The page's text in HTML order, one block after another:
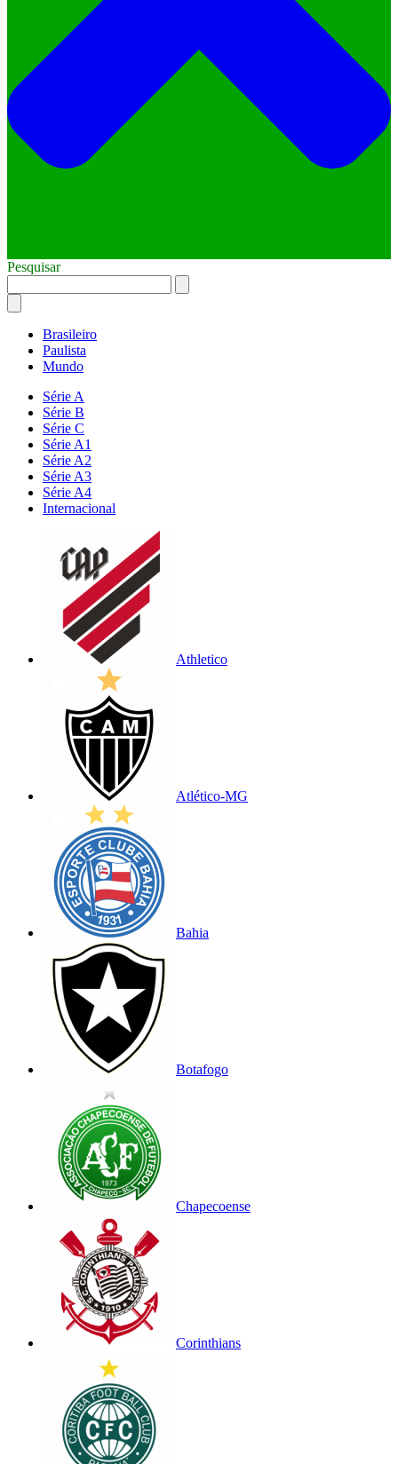
Pesquisar
Brasileiro
Paulista
Mundo
Série A
Série B
Série C
Série A1
Série A2
Série A3
Série A4
Internacional
Athletico
Atlético-MG
Bahia
Botafogo
Chapecoense
Corinthians